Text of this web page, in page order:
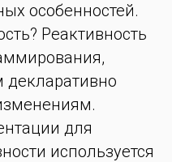
особенностей.
Реактивность
декларативно
для
используется